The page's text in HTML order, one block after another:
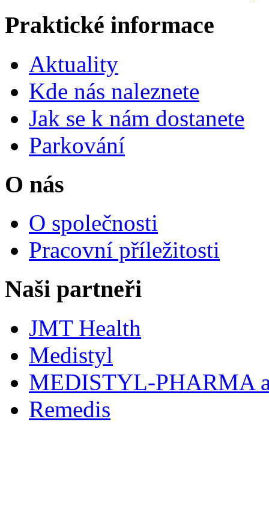
Praktické informace
Aktuality
Kde nás naleznete
Jak se k nám dostanete
Parkování
O nás
O společnosti
Pracovní příležitosti
Naši partneři
JMT Health
Medistyl
MEDISTYL-PHARMA
Remedis